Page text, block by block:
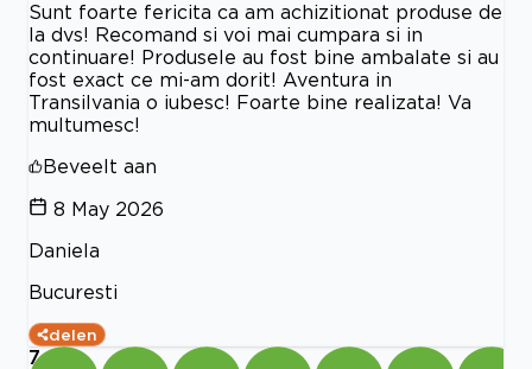
Sunt foarte fericita ca am achizitionat produse de
la dvs! Recomand si voi mai cumpara si in
continuare! Produsele au fost bine ambalate si au
fost exact ce mi-am dorit! Aventura in
Transilvania o iubesc! Foarte bine realizata! Va
multumesc!
Beveelt aan
8 May 2026
Daniela
Bucuresti
delen
7